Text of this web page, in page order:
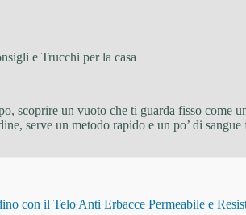
e Trucchi per la casa
scoprire un vuoto che ti guarda fisso come
serve un metodo rapido e un po’ di sangue
con il Telo Anti Erbacce Permeabile e